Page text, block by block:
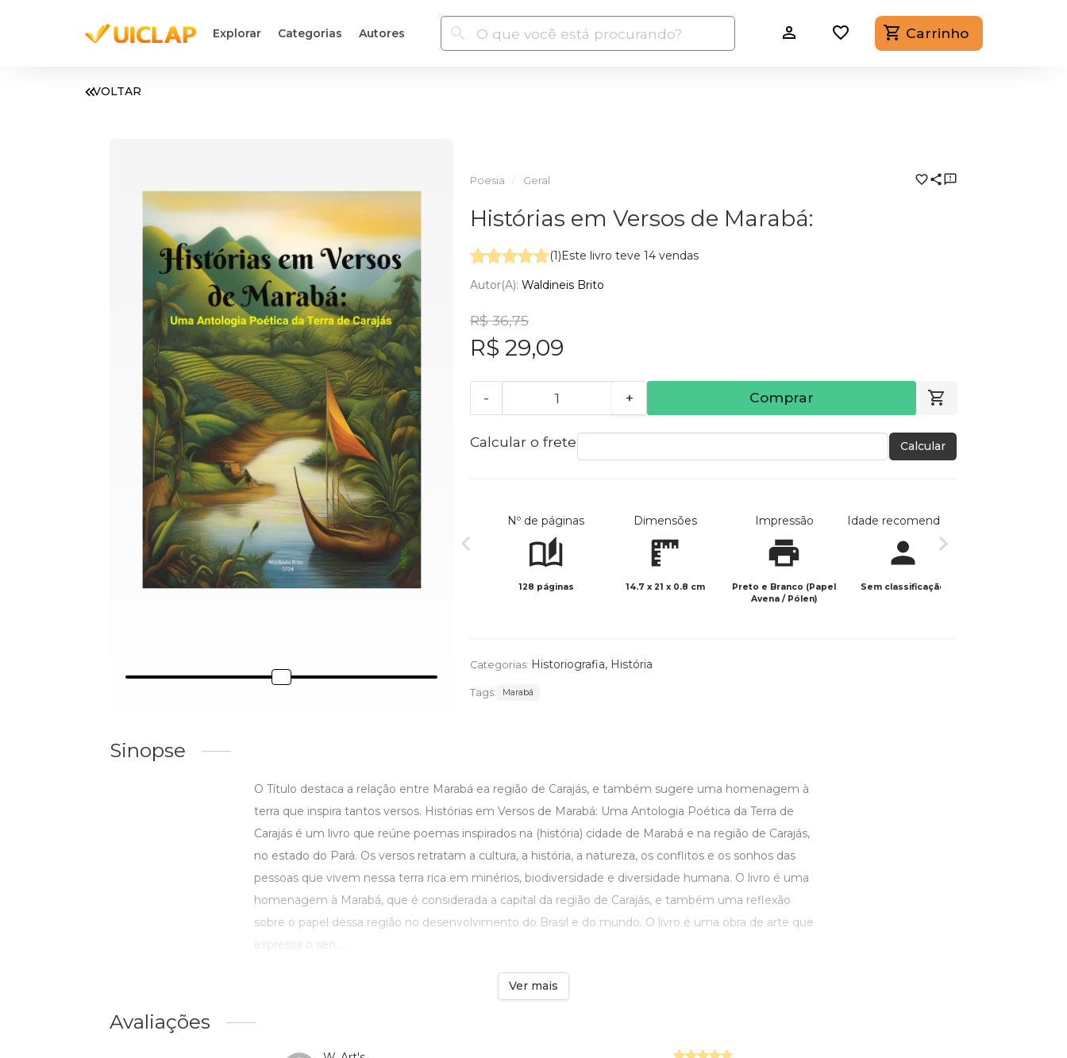
Explorar Categorias Autores Carrinho
VOLTAR
Poesia Geral
Histórias em Versos de Marabá:
(1)Este livro teve 14 vendas
Autor(a): Waldineis Brito
R$ 36,75
R$ 29,09
- + Comprar
Calcular o frete Calcular
Nº de páginas
128 páginas
Dimensões
14.7 x 21 x 0.8 cm
Impressão
Preto e Branco (Papel
Avena / Pólen)
Idade recomendada
Sem classificação
Categorias: Historiografia, História
Tags: Marabá
Sinopse
O Título destaca a relação entre Marabá ea região de Carajás, e também sugere uma homenagem à
terra que inspira tantos versos. Histórias em Versos de Marabá: Uma Antologia Poética da Terra de
Carajás é um livro que reúne poemas inspirados na (história) cidade de Marabá e na região de Carajás,
no estado do Pará. Os versos retratam a cultura, a história, a natureza, os conflitos e os sonhos das
pessoas que vivem nessa terra rica em minérios, biodiversidade e diversidade humana. O livro é uma
homenagem à Marabá, que é considerada a capital da região de Carajás, e também uma reflexão
sobre o papel dessa região no desenvolvimento do Brasil e do mundo. O livro é uma obra de arte que
expressa o sen ...
Ver mais
Avaliações